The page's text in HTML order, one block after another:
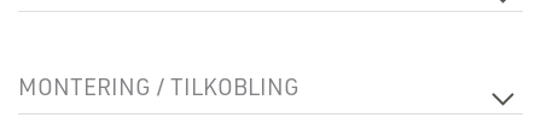
Isolasjonsklasse
2
MONTERING / TILKOBLING